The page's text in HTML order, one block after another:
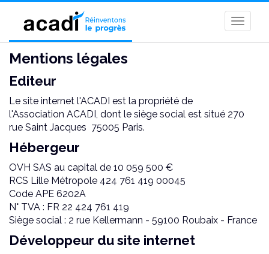
Toggle
Mentions légales
Editeur
Le site internet l'ACADI est la propriété de
l'Association ACADI, dont le siège social est situé 270
rue Saint Jacques 75005 Paris.
Hébergeur
OVH SAS au capital de 10 059 500 €
RCS Lille Métropole 424 761 419 00045
Code APE 6202A
N° TVA : FR 22 424 761 419
Siège social : 2 rue Kellermann - 59100 Roubaix - France
Développeur du site internet